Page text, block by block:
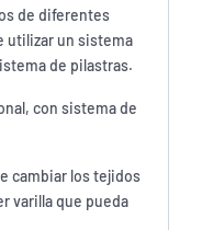
de diferentes
utilizar un sistema
de pilastras.
con sistema de
cambiar los tejidos
varilla que pueda